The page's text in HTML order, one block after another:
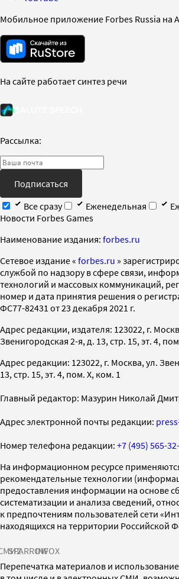
Мобильное приложение Forbes Russia на
На сайте работает синтез речи
Рассылка:
Подписаться
Все сразу
Еженедельная
Новости Forbes Games
Наименование издания: forbes.ru
Cетевое издание « forbes.ru »
службой по надзору в сфере связи,
технологий и массовых коммуникаций,
номер и дата принятия решения о
ФС77-82431 от 23 декабря 2021 г.
Адрес редакции, издателя: 123022, г.
Звенигородская 2-я, д. 13, стр. 15, эт. 4,
Адрес редакции: 123022, г. Москва, ул.
13, стр. 15, эт. 4, пом. X, ком. 1
Главный редактор: Мазурин Николай
Адрес электронной почты редакции:
Номер телефона редакции: +7 (495) 565-
На информационном ресурсе
рекомендательные технологии
предоставления информации на основе
систематизации и анализа сведений,
к предпочтениям пользователей сети
находящихся на территории Российской
SPARROWINFOX
Перепечатка материалов и